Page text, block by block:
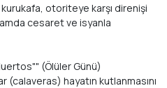
kurukafa, otoriteye karşı direnişi
cesaret ve isyanla
(Ölüler Günü)
(calaveras) hayatın kutlanmasını